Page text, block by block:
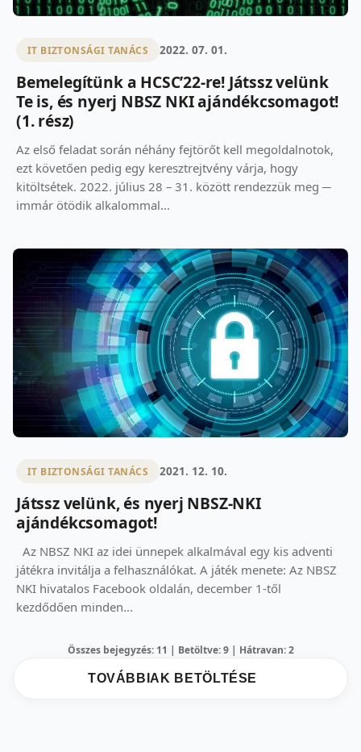
IT BIZTONSÁGI TANÁCS 2022. 07. 01.
Bemelegítünk a HCSC’22-re! Játssz velünk
Te is, és nyerj NBSZ NKI ajándékcsomagot!
(1. rész)
Az első feladat során néhány fejtörőt kell megoldalnotok,
ezt követően pedig egy keresztrejtvény várja, hogy
kitöltsétek. 2022. július 28 – 31. között rendezzük meg ─
immár ötödik alkalommal...
IT BIZTONSÁGI TANÁCS 2021. 12. 10.
Játssz velünk, és nyerj NBSZ-NKI
ajándékcsomagot!
Az NBSZ NKI az idei ünnepek alkalmával egy kis adventi
játékra invitálja a felhasználókat. A játék menete: Az NBSZ
NKI hivatalos Facebook oldalán, december 1-től
kezdődően minden...
Összes bejegyzés: 11 | Betöltve: 9 | Hátravan: 2
TOVÁBBIAK BETÖLTÉSE